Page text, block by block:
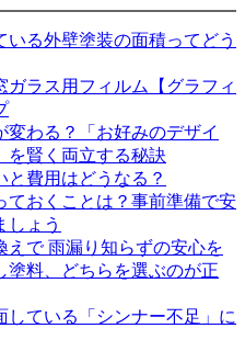
いる外壁塗装の面積ってどう
ガラス用フィルム【グラフィ
変わる？「お好みのデザイ
を賢く両立する秘訣
と費用はどうなる？
ておくことは？事前準備で安
しょう
えで 雨漏り知らずの安心を
塗料、どちらを選ぶのが正
している「シンナー不足」に